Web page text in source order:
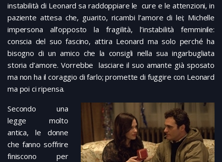
instabilità di Leonard sa raddoppiare le cure e le attenzioni, in
paziente attesa che, guarito, ricambi l’amore di lei; Michelle
impersona all’opposto la fragilità, l’instabilità femminile:
conscia del suo fascino, attira Leonard ma solo perché ha
bisogno di un amico che la consigli nella sua ingarbugliata
storia d’amore. Vorrebbe lasciare il suo amante già sposato
ma non ha il coraggio di farlo; promette di fuggire con Leonard
ma poi ci ripensa.
Secondo una
legge molto
antica, le donne
che fanno soffrire
finiscono per